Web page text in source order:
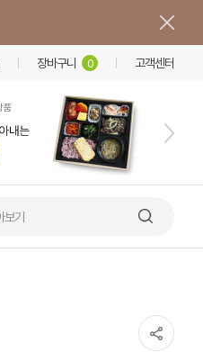
장바구니 0 고객센터
보기